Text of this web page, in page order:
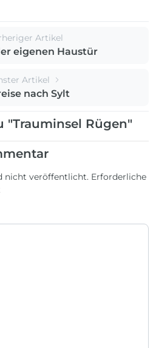
Artikel
eigenen Haustür
Artikel
nach Sylt
"Trauminsel Rügen"
nicht veröffentlicht. Erforderliche